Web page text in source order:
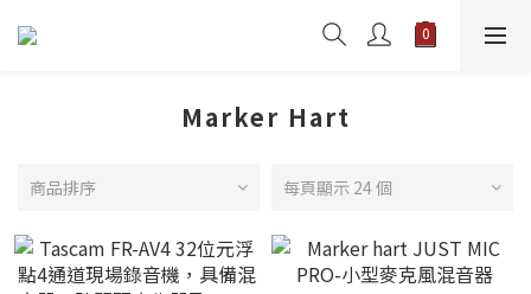
Marker Hart
商品排序 每頁顯示 24 個